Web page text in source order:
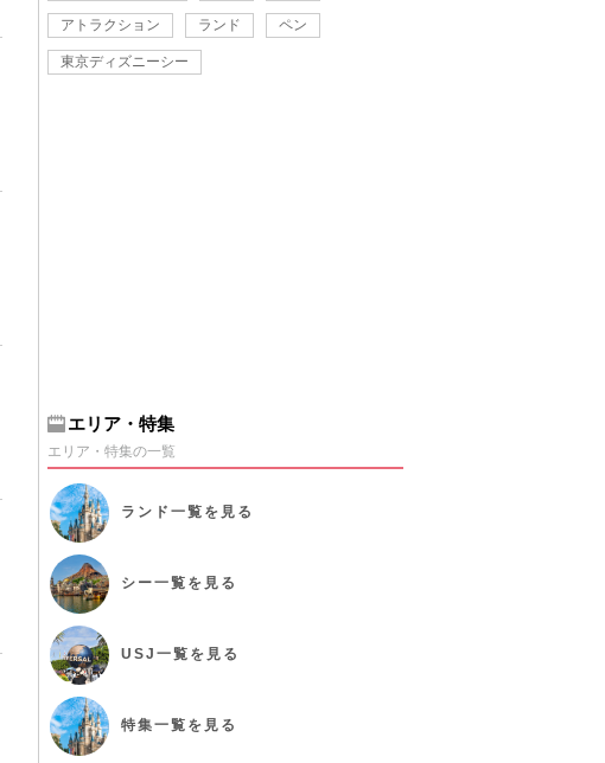
アトラクション ランド ペン
東京ディズニーシー
エリア・特集
エリア・特集の一覧
ランド 一覧を見る
シー一覧を見る
USJ 一覧を見る
特集一覧を見る